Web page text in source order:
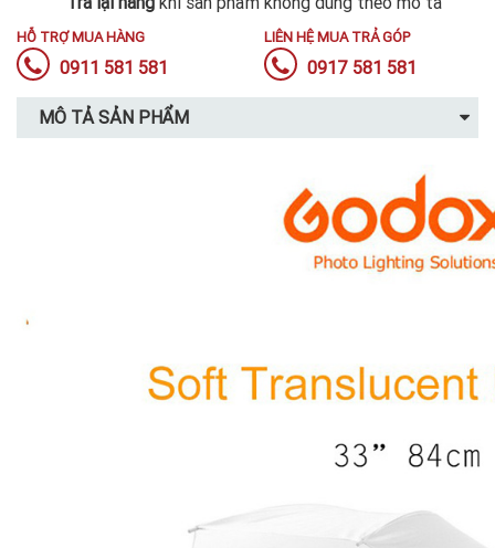
HỖ TRỢ MUA HÀNG
0911 581 581
LIÊN HỆ MUA TRẢ GÓP
0917 581 581
MÔ TẢ SẢN PHẨM